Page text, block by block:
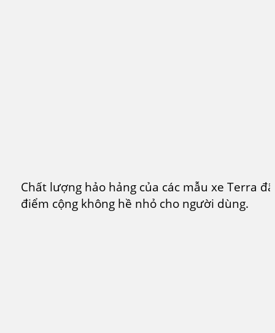
Chất lượng hảo hảng của các mẫu xe Terra
điểm cộng không hề nhỏ cho người dùng.